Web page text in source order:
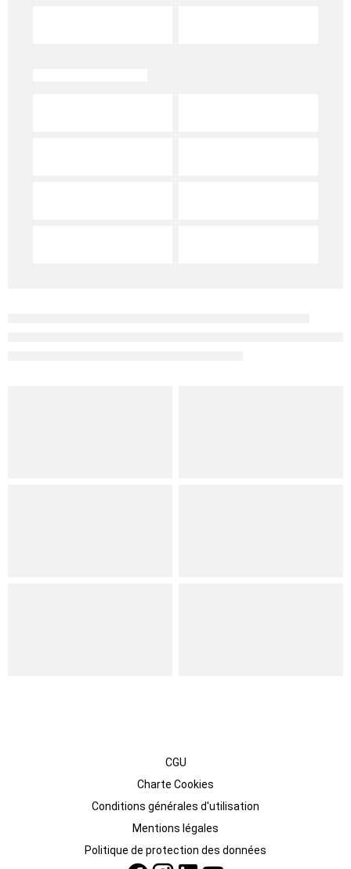
CGU
Charte Cookies
Conditions générales d'utilisation
Mentions légales
Politique de protection des données